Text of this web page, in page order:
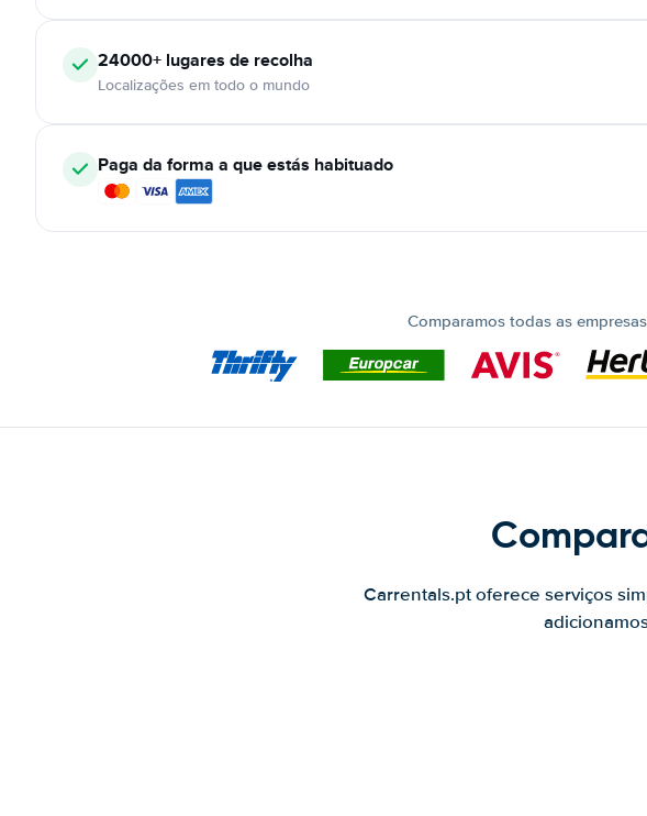
24000+ lugares de recolha
Localizações em todo o mundo
Paga da forma a que estás habituado
Comparamos todas as
Carrentals.pt oferece serviços